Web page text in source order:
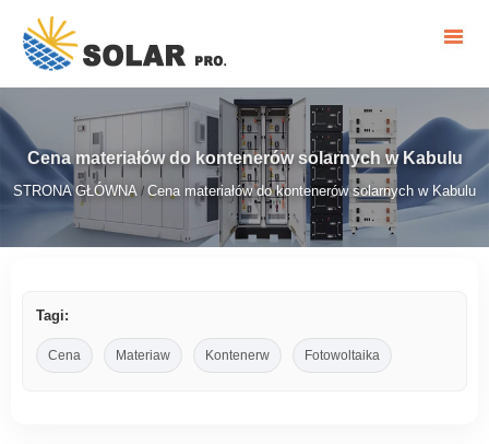
Cena materiałów do kontenerów solarnych w Kabulu
STRONA GŁÓWNA / Cena materiałów do kontenerów solarnych w Kabulu
Tagi:
Cena Materiaw Kontenerw Fotowoltaika